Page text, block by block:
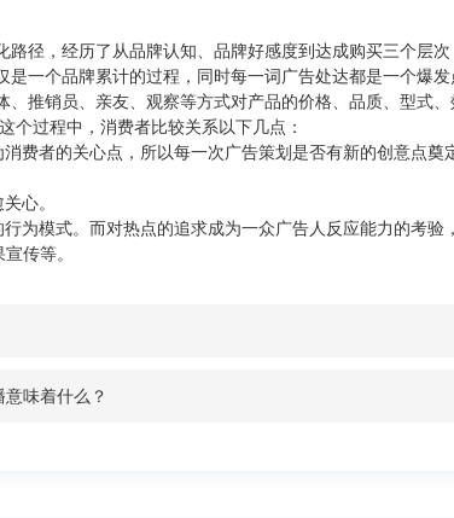
径，经历了从品牌认知、品牌好感度到达成购买三个层次
一个品牌累计的过程，同时每一词广告处达都是一个爆发
推销员、亲友、观察等方式对产品的价格、品质、型式、
个过程中，消费者比较关系以下几点：
者的关心点，所以每一次广告策划是否有新的创意点奠
心。
模式。而对热点的追求成为一众广告人反应能力的考验
传等。
味着什么？